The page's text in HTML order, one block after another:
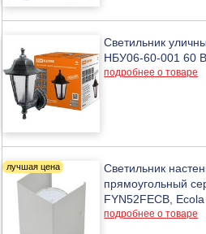
Светильник
НБУ06-60-001 60
подробнее о товаре
Светильник
прямоугольный
FYN52FECB, Ecola
подробнее о товаре